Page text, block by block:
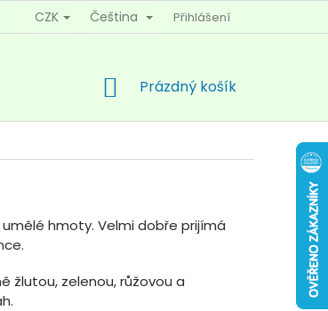
OSOBNÍCH ÚDAJŮ KONTAKTY
CZK Čeština Přihlášení
NÁKUPNÍ
Prázdný košík
hmoty. Velmi dobře prijímá
žlutou, zelenou, růžovou a